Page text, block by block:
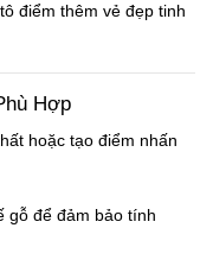
điểm thêm vẻ đẹp tinh
Hợp
hoặc tạo điểm nhấn
gỗ để đảm bảo tính